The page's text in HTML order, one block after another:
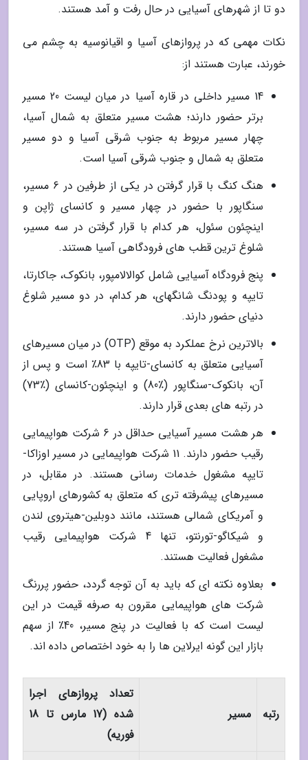
دو تا از شهرهای آسیایی در حال رفت و آمد هستند.
نکات مهمی که در پروازهای آسیا و اقیانوسیه به چشم می
خورند، عبارت هستند از:
14 مسیر داخلی در قاره آسیا در میان لیست 20 مسیر
برتر حضور دارند؛ هشت مسیر متعلق به شمال آسیا،
چهار مسیر مربوط به جنوب شرقی آسیا و دو مسیر
متعلق به شمال و جنوب شرقی آسیا است.
هنگ کنگ با قرار گرفتن در یکی از طرفین در 6 مسیر،
سنگاپور با حضور در چهار مسیر و کانسای ژاپن و
اینچئون سئول، هر کدام با قرار گرفتن در سه مسیر،
شلوغ ترین قطب های فرودگاهی آسیا هستند.
پنج فرودگاه آسیایی شامل کوالالامپور، بانکوک، جاکارتا،
تایپه و پودنگ شانگهای، هر کدام، در دو مسیر شلوغ
دنیای حضور دارند.
بالاترین نرخ عملکرد به موقع (OTP) در میان مسیرهای
آسیایی متعلق به کانسای-تایپه با 83٪ است و پس از
آن، بانکوک-سنگاپور (٪80) و اینچئون-کانسای (٪73)
در رتبه های بعدی قرار دارند.
هر هشت مسیر آسیایی حداقل در 6 شرکت هواپیمایی
رقیب حضور دارند. 11 شرکت هواپیمایی در مسیر اوزاکا-
تایپه مشغول خدمات رسانی هستند. در مقابل، در
مسیرهای پیشرفته تری که متعلق به کشورهای اروپایی
و آمریکای شمالی هستند، مانند دوبلین-هیتروی لندن
و شیکاگو-تورنتو، تنها 4 شرکت هواپیمایی رقیب
مشغول فعالیت هستند.
بعلاوه نکته ای که باید به آن توجه گردد، حضور پررنگ
شرکت های هواپیمایی مقرون به صرفه قیمت در این
لیست است که با فعالیت در پنج مسیر، 40٪ از سهم
بازار این گونه ایرلاین ها را به خود اختصاص داده اند.
رتبه مسیر
تعداد پروازهای اجرا
شده (17 مارس تا 18
فوریه)